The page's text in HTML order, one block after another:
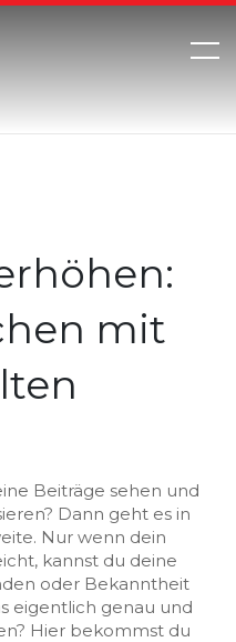
mit
Beiträge sehen und
Dann geht es in
Nur wenn dein
kannst du deine
oder Bekanntheit
eigentlich genau und
Hier bekommst du